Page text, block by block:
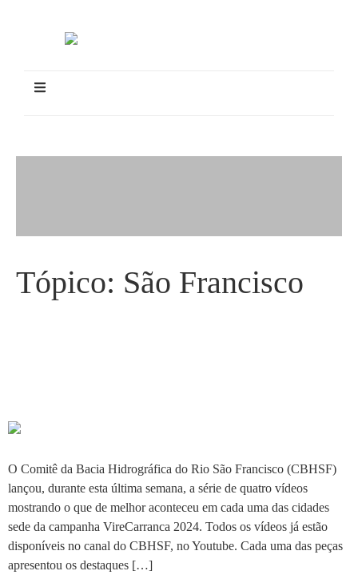
Tópico: São Francisco
O Comitê da Bacia Hidrográfica do Rio São Francisco (CBHSF)
lançou, durante esta última semana, a série de quatro vídeos
mostrando o que de melhor aconteceu em cada uma das cidades
sede da campanha VireCarranca 2024. Todos os vídeos já estão
disponíveis no canal do CBHSF, no Youtube. Cada uma das peças
apresentou os destaques […]